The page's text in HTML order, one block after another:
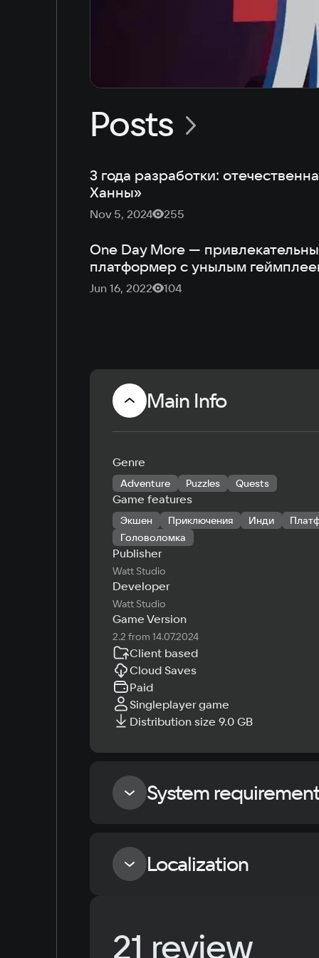
Posts
3 года разработки:
Ханны»
Nov 5, 2024 255
One Day More —
платформер с унылым
Jun 16, 2022 104
Main Info
Genre
Adventure Puzzles Quests
Game features
Экшен Приключения Инди
Головоломка
Publisher
Watt Studio
Developer
Watt Studio
Game Version
2.2 from 14.07.2024
Client based
Cloud Saves
Paid
Singleplayer game
Distribution size 9.0 GB
System
Minimum
Processor
Localization
Russian
21 review